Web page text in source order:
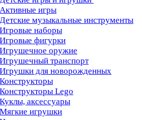
Активные игры
Детские музыкальные инструменты
Игровые наборы
Игровые фигурки
Игрушечное оружие
Игрушечный транспорт
Игрушки для новорожденных
Конструкторы
Конструкторы Lego
Куклы, аксессуары
Мягкие игрушки